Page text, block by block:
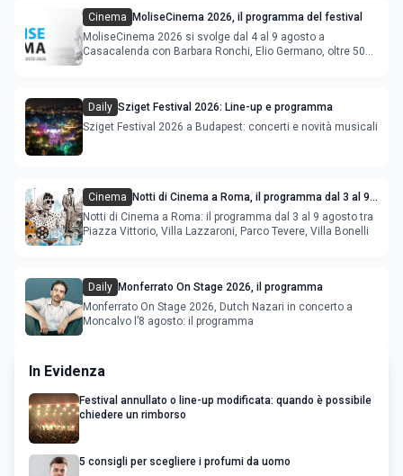
Cinema
MoliseCinema 2026, il programma del festival
MoliseCinema 2026 si svolge dal 4 al 9 agosto a
Casacalenda con Barbara Ronchi, Elio Germano, oltre 50
Daily Sziget Festival 2026: Line-up e programma
Sziget Festival 2026 a Budapest: concerti e novità musicali
Cinema
Notti di Cinema a Roma, il programma dal 3 al 9
agosto
Notti di Cinema a Roma: il programma dal 3 al 9 agosto tra
Piazza Vittorio, Villa Lazzaroni, Parco Tevere, Villa Bonelli
Daily Monferrato On Stage 2026, il programma
Monferrato On Stage 2026, Dutch Nazari in concerto a
Moncalvo l’8 agosto: il programma
In Evidenza
Festival annullato o line-up modificata: quando è possibile
chiedere un rimborso
5 consigli per scegliere i profumi da uomo